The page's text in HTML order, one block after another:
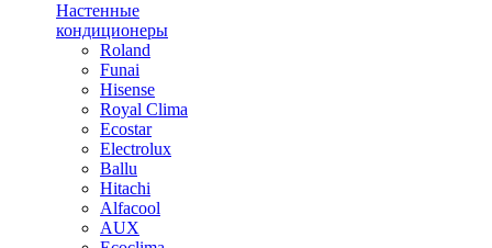
Настенные
кондиционеры
Roland
Funai
Hisense
Royal Clima
Ecostar
Electrolux
Ballu
Hitachi
Alfacool
AUX